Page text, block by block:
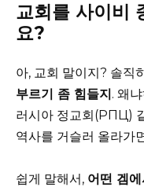
교회를 사이비
요?
아, 교회 말이지? 솔직
부르기 좀 힘들지 . 왜
러시아 정교회(РПЦ)
역사를 거슬러 올라가
쉽게 말해서, 어떤 겜